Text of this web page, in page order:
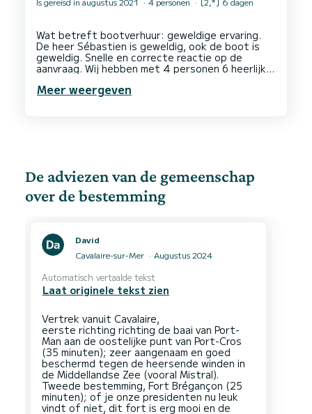
Wat betreft bootverhuur: geweldige ervaring.
De heer Sébastien is geweldig, ook de boot is
geweldig. Snelle en correcte reactie op de
aanvraag. Wij hebben met 4 personen 6 heerlijke
geregeld en we hopen de boot in de toekomst
Meer weergeven
De adviezen van de gemeenschap
over de bestemming
David
Cavalaire-sur-Mer
Augustus 2024
Automatisch vertaalde tekst
Laat originele tekst zien
Vertrek vanuit Cavalaire,
eerste richting richting de baai van Port-
Man aan de oostelijke punt van Port-Cros
(35 minuten); zeer aangenaam en goed
beschermd tegen de heersende winden in
de Middellandse Zee (vooral Mistral).
Tweede bestemming, Fort Brégançon (25
minuten); of je onze presidenten nu leuk
vindt of niet, dit fort is erg mooi en de